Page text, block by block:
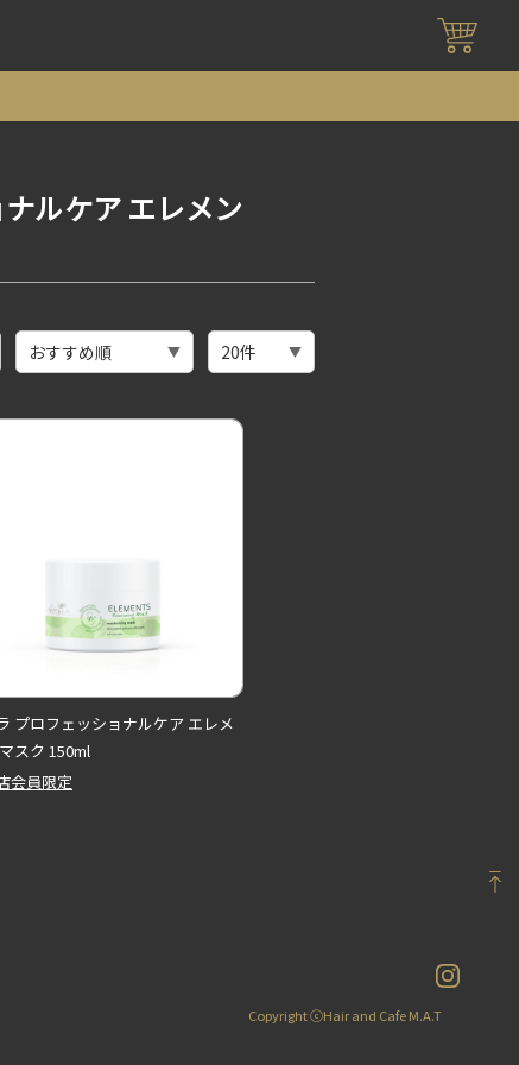
ナルケア エレメン
プロフェッショナルケア エレメ
スク 150ml
会員限定
Copyright ⓒHair and Cafe M.A.T